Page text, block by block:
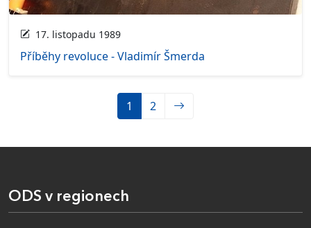
17. listopadu 1989
Příběhy revoluce - Vladimír Šmerda
1 2
ODS v regionech